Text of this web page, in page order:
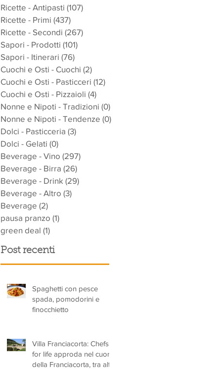
Ricette - Antipasti (107)
Ricette - Primi (437)
Ricette - Secondi (267)
Sapori - Prodotti (101)
Sapori - Itinerari (76)
Cuochi e Osti - Cuochi (2)
Cuochi e Osti - Pasticceri (12)
Cuochi e Osti - Pizzaioli (4)
Nonne e Nipoti - Tradizioni (0)
Nonne e Nipoti - Tendenze (0)
Dolci - Pasticceria (3)
Dolci - Gelati (0)
Beverage - Vino (297)
Beverage - Birra (26)
Beverage - Drink (29)
Beverage - Altro (3)
Beverage (2)
pausa pranzo (1)
green deal (1)
Post recenti
Spaghetti con pesce
spada, pomodorini e
finocchietto
Villa Franciacorta: Chefs
for life approda nel cuore
della Franciacorta, tra alta